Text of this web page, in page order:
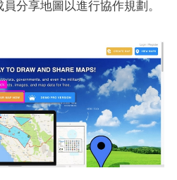
分享地圖以進行協作規劃。